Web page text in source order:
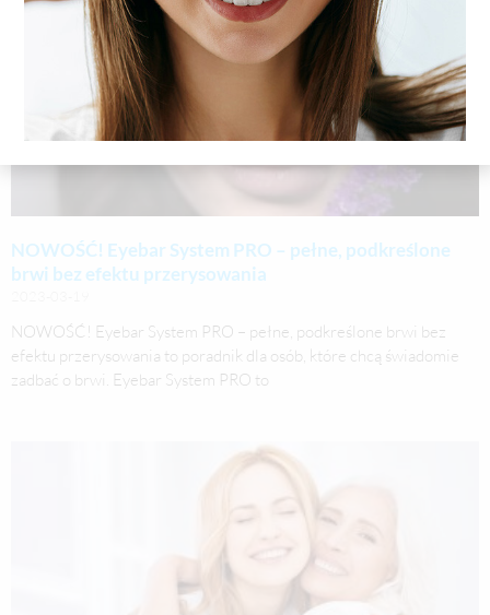
NOWOŚĆ! Eyebar System PRO – pełne, podkreślone
brwi bez efektu przerysowania
NOWOŚĆ! Eyebar System PRO – pełne, podkreślone brwi bez
efektu przerysowania to poradnik dla osób, które chcą świadomie
zadbać o brwi. Eyebar System PRO to